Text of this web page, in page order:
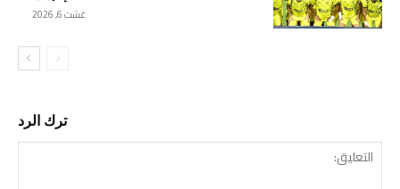
غشت 6, 2026
ترك الرد